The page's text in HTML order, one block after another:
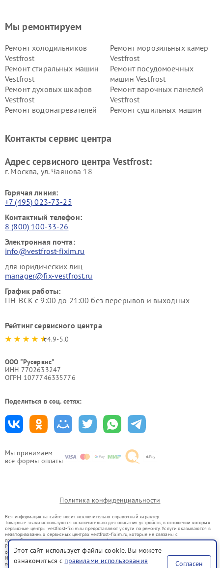
Мы принимаем
все формы оплаты
Мы ремонтируем
Ремонт холодильников
Vestfrost
Ремонт морозильных камер
Vestfrost
Ремонт стиральных машин
Vestfrost
Ремонт посудомоечных
машин Vestfrost
Ремонт духовых шкафов
Vestfrost
Ремонт варочных панелей
Vestfrost
Ремонт водонагревателей
Ремонт сушильных машин
Vestfrost
Контакты сервис центра
Адрес сервисного центра Vestfrost:
г. Москва, ул. Чаянова 18
Горячая линия:
+7 (495) 023-73-25
Контактный телефон:
8 (800) 100-33-26
Электронная почта:
info@vestfrost-fixim.ru
для юридических лиц
manager@fix-vestfrost.ru
График работы:
ПН-ВСК с 9:00 до 21:00 без перерывов и выходных
Рейтинг сервисного центра
4.9-5.0
ООО "Русервис"
ИНН 7702633247
ОГРН 1077746335776
Поделиться в соц. сетях:
Политика конфиденциальности
Вся информация на сайте носит исключительно справочный характер.
Товарные знаки используются исключительно для описания устройств, в отношении которых
сервисные центры vestfrost-fixim.ru предоставляют услуги по ремонту. Услуги оказываются в
неавторизованных сервисных центрах vestfrost-fixim.ru, которые не связаны с
правообладателями товарных знаков или их официальными представителями.
Ремонт осуществляется для устройств, уже введенных в гражданский оборот в соответствии
со статьей 1487 ГК РФ.
Использование товарных знаков не преследует цели индивидуализации услуг или введения
потребителей в заблуждение, а служит для информирования о предоставляемых услугах по
Этот сайт использует файлы cookie. Вы можете
ознакомиться с правилами использования
Согласен